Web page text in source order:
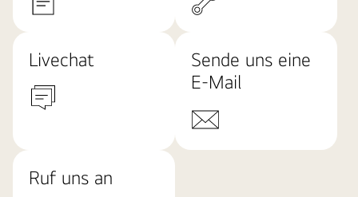
Livechat
Sende uns eine
E-Mail
Ruf uns an